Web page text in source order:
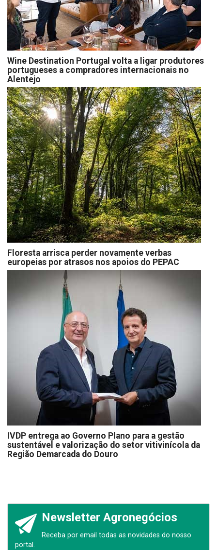
Wine Destination Portugal volta a ligar produtores
portugueses a compradores internacionais no
Alentejo
Floresta arrisca perder novamente verbas
europeias por atrasos nos apoios do PEPAC
IVDP entrega ao Governo Plano para a gestão
sustentável e valorização do setor vitivinícola da
Região Demarcada do Douro
Newsletter Agronegócios
Receba por email todas as novidades do nosso
portal.